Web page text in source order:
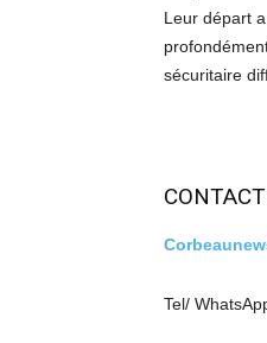
Leur départ
sécuritaire
Tel/